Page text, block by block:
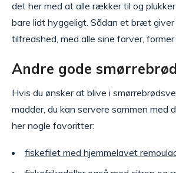
det her med at alle rækker til og
bare lidt hyggeligt. Sådan et bræt
tilfredshed, med alle sine farver, former
Andre gode smørrebrød
Hvis du ønsker at blive i
madder, du kan servere sammen med
her nogle favoritter:
fiskefilet med hjemmelavet